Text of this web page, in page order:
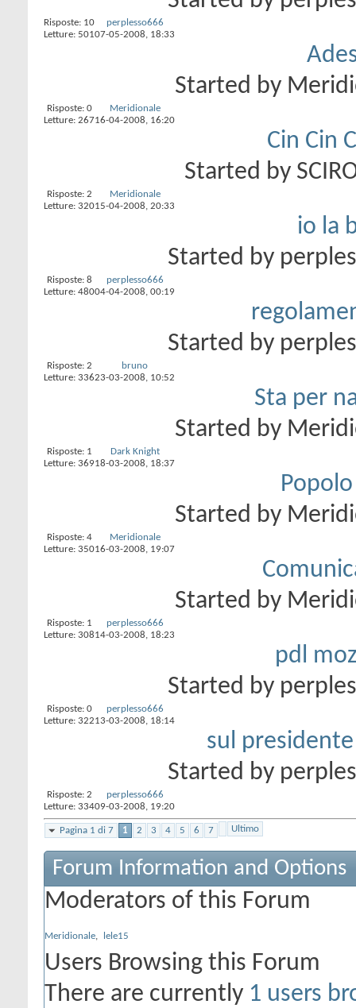
Risposte: 10
Letture: 501
perplesso666
07-05-2008, 18:33
Started by
Risposte: 0
Letture: 267
Meridionale
16-04-2008, 16:20
Cin Cin
Started by
Risposte: 2
Letture: 320
Meridionale
15-04-2008, 20:33
io la
Started by
Risposte: 8
Letture: 480
perplesso666
04-04-2008, 00:19
Started by
Risposte: 2
Letture: 336
bruno
23-03-2008, 10:52
Sta per
Started by
Risposte: 1
Letture: 369
Dark Knight
18-03-2008, 18:37
Started by
Risposte: 4
Letture: 350
Meridionale
16-03-2008, 19:07
Started by
Risposte: 1
Letture: 308
perplesso666
14-03-2008, 18:23
pdl
Started by
Risposte: 0
Letture: 322
perplesso666
13-03-2008, 18:14
sul
Started by
Risposte: 2
Letture: 334
perplesso666
09-03-2008, 19:20
Pagina 1 di 7 1 2 3 4 5 6 7 Ultimo
Forum Information and Options
Moderators of this Forum
Meridionale, lele15
Users Browsing this Forum
There are currently 1 users